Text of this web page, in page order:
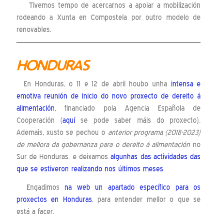
Tivemos tempo de acercarnos a apoiar a mobilización
rodeando a Xunta en Compostela por outro modelo de
renovables.
HONDURAS
En Honduras, o 11 e 12 de abril houbo unha intensa e
emotiva reunión de inicio do novo proxecto de dereito á
alimentación, financiado pola Agencia Española de
Cooperación (aquí se pode saber máis do proxecto).
Ademais, xusto se pechou o anterior programa (2018-2023)
de mellora da gobernanza para o dereito á alimentaciónno
Sur de Honduras, e deixamosalgunhas das actividades das
que se estiveron realizando nos últimos meses.
Engadimos na web un apartado específico para os
proxectos en Honduras, para entender mellor o que se
está a facer.